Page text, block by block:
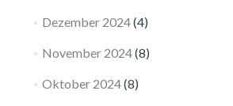
Dezember 2024(4)
November 2024(8)
Oktober 2024(8)